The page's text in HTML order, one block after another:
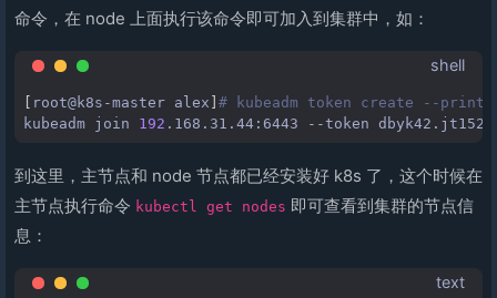
命令，在 node 上面执行该命令即可加入到集群中，如：
shell
[ root@k8s-master alex ] # kubeadm token create --print-
kubeadm join 192 .168.31.44:6443 --token
到这里，主节点和 node 节点都已经安装好 k8s 了，这个时候在
主节点执行命令 kubectl get nodes 即可查看到集群的节点信
息：
text